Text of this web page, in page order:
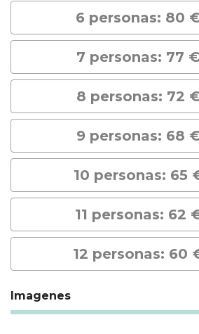
6 personas: 80
7 personas: 77
8 personas: 72
9 personas: 68
10 personas: 65
11 personas: 62
12 personas: 60
Imagenes